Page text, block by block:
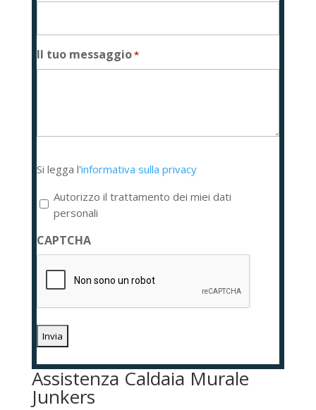
Il tuo messaggio*
legga
l'informativa
sulla
privacy
*
Si legga l'informativa sulla privacy
Autorizzo il trattamento dei miei dati
personali
CAPTCHA
Assistenza Caldaia Murale
Junkers